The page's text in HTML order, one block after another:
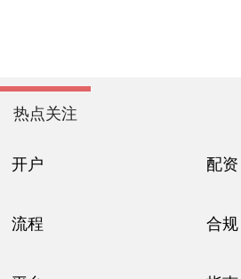
热点关注
开户 配资
流程 合规